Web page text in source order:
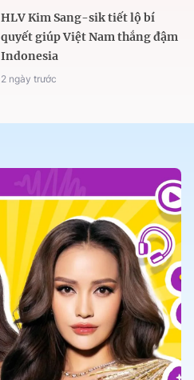
HLV Kim Sang-sik tiết lộ bí
quyết giúp Việt Nam thắng đậm
Indonesia
2 ngày trước